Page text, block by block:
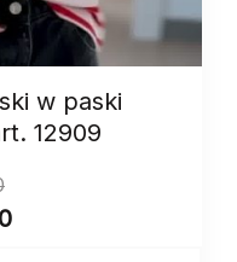
w paski
12909